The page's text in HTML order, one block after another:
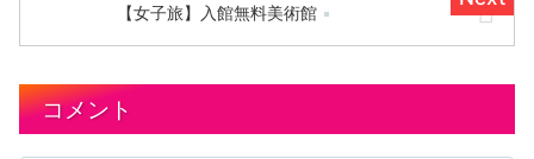
【女子旅】入館無料美術館
コメント